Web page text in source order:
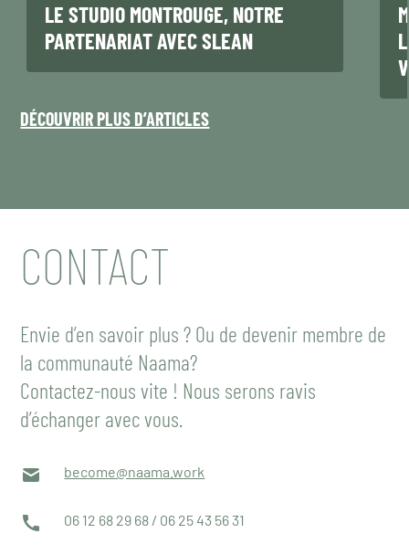
LE STUDIO MONTROUGE, NOTRE
PARTENARIAT AVEC SLEAN
DÉCOUVRIR PLUS D’ARTICLES
CONTACT
Envie d’en savoir plus ? Ou de devenir membre de
la communauté Naama?
Contactez-nous vite ! Nous serons ravis
d’échanger avec vous.
become@naama.work
06 12 68 29 68 / 06 25 43 56 31